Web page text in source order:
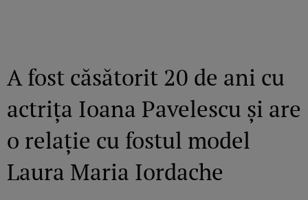
A fost căsătorit 20 de ani cu
actrița Ioana Pavelescu și are
o relație cu fostul model
Laura Maria Iordache